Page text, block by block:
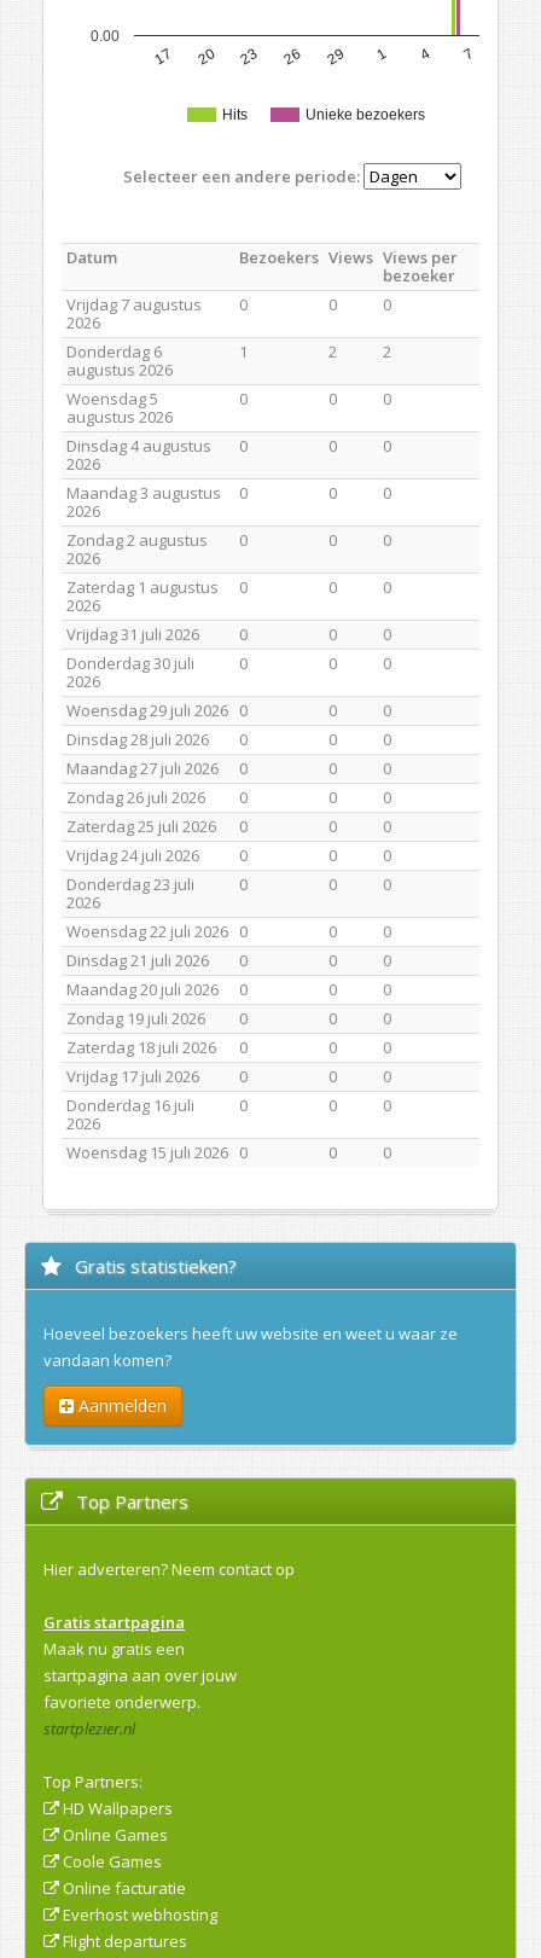
Hits Unieke bezoekers
7
4
1
29
26
23
20
17
0.00
Selecteer een andere periode:
Datum Bezoekers Views Views per
bezoeker
Vrijdag 7 augustus
2026
0 0 0
Donderdag 6
augustus 2026
1 2 2
Woensdag 5
augustus 2026
0 0 0
Dinsdag 4 augustus
2026
0 0 0
Maandag 3 augustus
2026
0 0 0
Zondag 2 augustus
2026
0 0 0
Zaterdag 1 augustus
2026
0 0 0
Vrijdag 31 juli 2026 0 0
0
Donderdag 30 juli
2026
0 0 0
Woensdag 29 juli 2026 0 0
0
Dinsdag 28 juli 2026
0 0
0
Maandag 27 juli 2026
0 0
0
Zondag 26 juli 2026
0 0
0
Zaterdag 25 juli 2026
0 0
0
Vrijdag 24 juli 2026
0 0
0
Donderdag 23 juli
2026
0 0 0
Woensdag 22 juli 2026 0 0
0
Dinsdag 21 juli 2026
0 0
0
Maandag 20 juli 2026
0 0
0
Zondag 19 juli 2026
0 0
0
Zaterdag 18 juli 2026
0 0
0
Vrijdag 17 juli 2026
0 0
0
Donderdag 16 juli
2026
0 0 0
Woensdag 15 juli 2026 0 0 0
Gratis statistieken?
Hoeveel bezoekers heeft uw website en weet u waar ze
vandaan komen?
Aanmelden
Top Partners
Hier adverteren?Neem contact op
Gratis startpagina
Maak nu gratis een
startpagina aan over jouw
favoriete onderwerp.
startplezier.nl
Top Partners:
HD Wallpapers
Online Games
Coole Games
Online facturatie
Everhost webhosting
Flight departures